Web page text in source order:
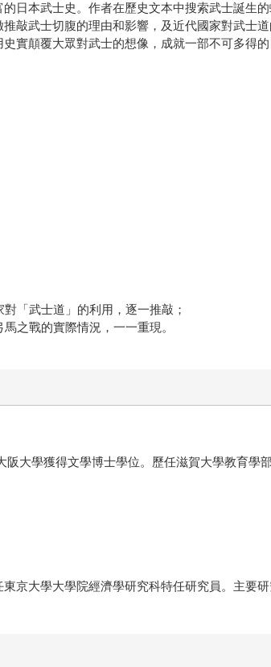
日本武士史。作者在歷史文本中搜索武士誕生
敲武士切腹的理由和影響，及近代國家對武士
實顛覆大眾對武士的想像，成就一部不可多得的
「武士道」的利用，逐一推敲；
之戰的實際情況，一一重現。
學獲得文學博士學位。歷任滋賀大學教育學
京大學大學院經濟學研究科特任研究員。主要